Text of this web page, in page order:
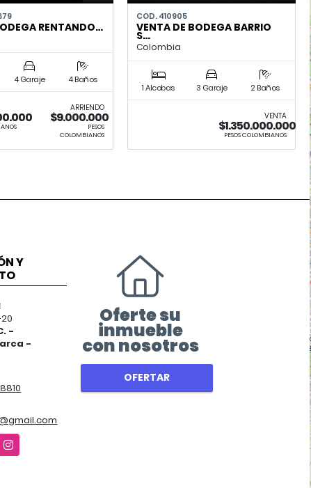
RENTANDO…
4 Garaje 4 Baños
ARRIENDO
$9.000.000
PESOS
COLOMBIANOS
COD. 410905
VENTA DE BODEGA BARRIO
S…
Colombia
1 Alcobas 3 Garaje 2 Baños
VENTA
$1.350.000.000
PESOS COLOMBIANOS
Y
-
-
Oferte su
inmueble
con nosotros
OFERTAR